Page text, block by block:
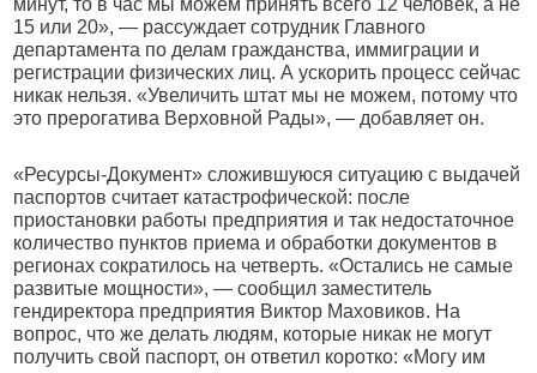
минут, то в час мы можем принять всего 12 человек, а не
15 или 20», — рассуждает сотрудник Главного
департамента по делам гражданства, иммиграции и
регистрации физических лиц. А ускорить процесс сейчас
никак нельзя. «Увеличить штат мы не можем, потому что
это прерогатива Верховной Рады», — добавляет он.
«Ресурсы-Документ» сложившуюся ситуацию с выдачей
паспортов считает катастрофической: после
приостановки работы предприятия и так недостаточное
количество пунктов приема и обработки документов в
регионах сократилось на четверть. «Остались не самые
развитые мощности», — сообщил заместитель
гендиректора предприятия Виктор Маховиков. На
вопрос, что же делать людям, которые никак не могут
получить свой паспорт, он ответил коротко: «Могу им